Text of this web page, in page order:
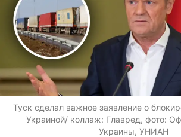
Туск сделал важное заявление о
Украиной/ коллаж: Главред, фото:
Украины, УНИАН